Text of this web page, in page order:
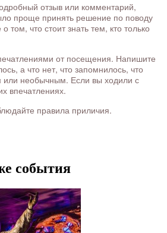
отзыв или комментарий,
проще принять решение по поводу
том, что стоит знать тем, кто только
от посещения. Напишите
а что нет, что запомнилось, что
или необычным. Если вы ходили с
впечатлениях.
правила приличия.
события